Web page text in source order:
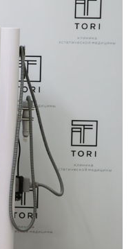
Скарлет (Scarlet)
рубцы, стрии
Скарлет (Scarlet)
рубцы, стрии
(Scarlet)
рубцы, стрии